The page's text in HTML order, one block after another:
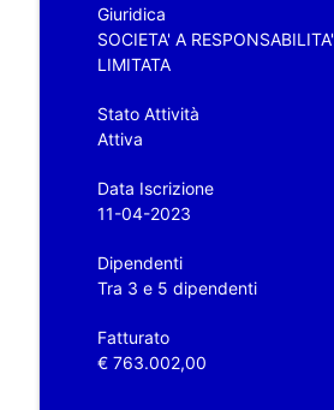
Giuridica
SOCIETA' A RESPONSABILITA'
LIMITATA
Stato Attività
Attiva
Data Iscrizione
11-04-2023
Dipendenti
Tra 3 e 5 dipendenti
Fatturato
€ 763.002,00